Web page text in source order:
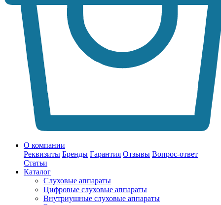
О компании
Реквизиты Бренды Гарантия Отзывы Вопрос-ответ
Статьи
Каталог
Слуховые аппараты
Цифровые слуховые аппараты
Внутриушные слуховые аппараты